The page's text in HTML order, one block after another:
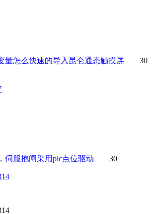
量怎么快速的导入昆仑通态触摸屏
30
伺服抱闸采用plc点位驱动 30